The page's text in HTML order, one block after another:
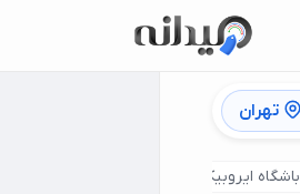
تهران
باشگاه ایروبیک